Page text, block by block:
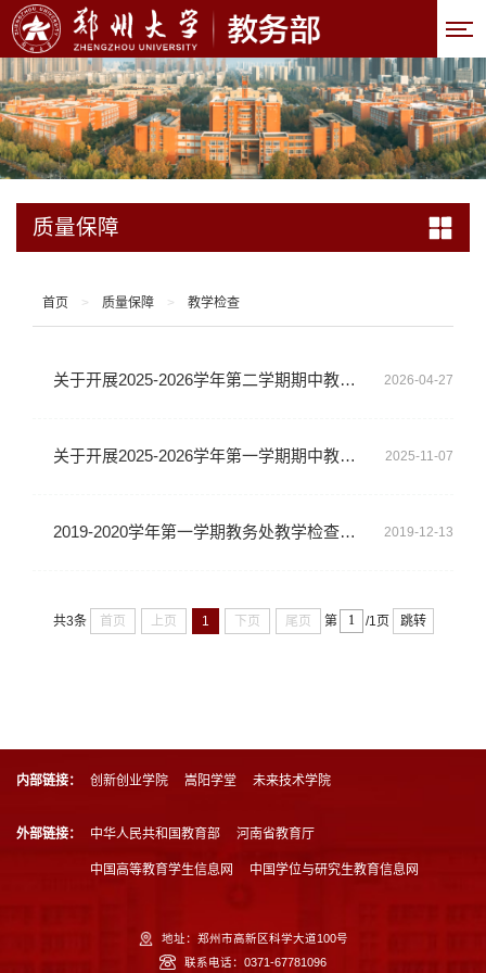
质量保障
首页 > 质量保障 > 教学检查
关于开展2025-2026学年第二学期期中教学检查的通知 2026-04-27
关于开展2025-2026学年第一学期期中教学检查的通知 2025-11-07
2019-2020学年第一学期教务处教学检查通报（四） 2019-12-13
共3条 首页 上页 1 下页 尾页 第 /1页 跳转
内部链接： 创新创业学院 嵩阳学堂 未来技术学院
外部链接： 中华人民共和国教育部 河南省教育厅
中国高等教育学生信息网 中国学位与研究生教育信息网
地址：郑州市高新区科学大道100号
联系电话：0371-67781096